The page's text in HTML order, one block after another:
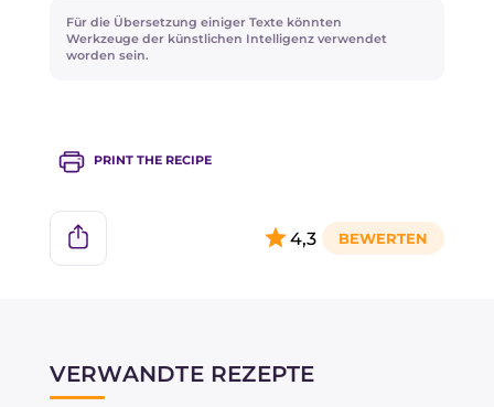
garantiert!
Für die Übersetzung einiger Texte könnten
Werkzeuge der künstlichen Intelligenz verwendet
worden sein.
PRINT THE RECIPE
4,3
VERWANDTE REZEPTE